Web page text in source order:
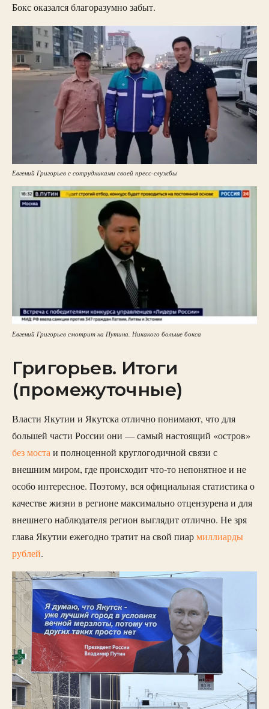
Бокс оказался благоразумно забыт.
Евгений Григорьев с сотрудниками своей пресс-службы
Евгений Григорьев смотрит на Путина. Никакого больше бокса
Григорьев. Итоги
(промежуточные)
Власти Якутии и Якутска отлично понимают, что для
большей части России они — самый настоящий «остров»
без мостаи полноценной круглогодичной связи с
внешним миром, где происходит что-то непонятное и не
особо интересное. Поэтому, вся официальная статистика о
качестве жизни в регионе максимально отцензурена и для
внешнего наблюдателя регион выглядит отлично. Не зря
глава Якутии ежегодно тратит на свой пиармиллиарды
рублей.